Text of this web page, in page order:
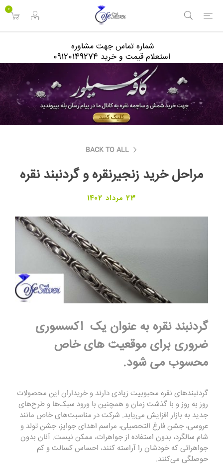
0
شماره تماس جهت مشاوره
استعلام قیمت و خرید 09120149274
BACK TO ALL
مراحل خرید زنجیرنقره و گردنبند نقره
23 مرداد 1402
گردنبند نقره به عنوان یک اکسسوری
ضروری برای موقعیت های خاص
محسوب می شود.
گردنبندهای نقره محبوبیت زیادی دارند و خریداران این محصولات
روز به روز و با گذشت زمان و همچنین با ورود سبک‌ها و طرح‌های
جدید به بازار افزایش می‌یابد. شرکت در مناسبت‌های خاص مانند
عروسی، جشن فارغ التحصیلی، مراسم اهدای جوایز، جشن تولد و
شام سالگرد، بدون استفاده از جواهرات، ممکن نیست. آنان بدون
جواهراتی که خودشان را آراسته کنند، احساس کسالت و کم
حوصلگی می‌کنند.